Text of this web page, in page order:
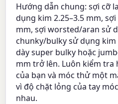
Hướng dẫn chung: sợi cỡ
dụng kim 2.25–3.5 mm,
mm, sợi worsted/aran sử
chunky/bulky sử dụng kim
dày super bulky hoặc
mm trở lên. Luôn kiểm tra
của bạn và móc thử một
vì độ chặt lỏng của tay
nhau.